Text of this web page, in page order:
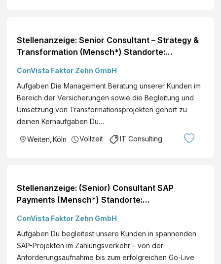
Stellenanzeige: Senior Consultant – Strategy &
Transformation (Mensch*) Standorte:
ConVista Faktor Zehn GmbH
Aufgaben Die Management Beratung unserer Kunden im
Bereich der Versicherungen sowie die Begleitung und
Umsetzung von Transformationsprojekten gehört zu
deinen Kernaufgaben Du…
Weiten Köln Vollzeit IT Consulting
Stellenanzeige: (Senior) Consultant SAP
Payments (Mensch*) Standorte:
ConVista Faktor Zehn GmbH
Aufgaben Du begleitest unsere Kunden in spannenden
SAP-Projekten im Zahlungsverkehr – von der
Anforderungsaufnahme bis zum erfolgreichen Go-Live